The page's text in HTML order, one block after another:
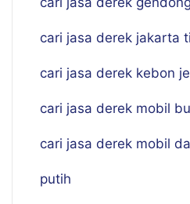
cari jasa derek jakarta
cari jasa derek kebon
cari jasa derek mobil
cari jasa derek mobil
putih